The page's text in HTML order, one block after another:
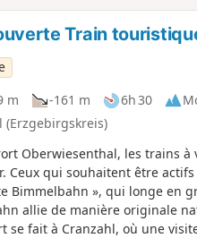
Train
m -161 m 6h 30
(Erzgebirgskreis)
Oberwiesenthal, les trains
Ceux qui souhaitent être
Bimmelbahn », qui longe en
allie de manière originale
se fait à Cranzahl, où une